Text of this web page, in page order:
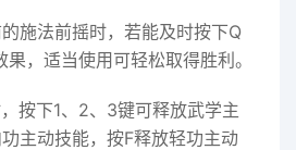
施法前摇时，若能及时按下Q
，适当使用可轻松取得胜利。
按下1、2、3键可释放武学主
主动技能，按F释放轻功主动